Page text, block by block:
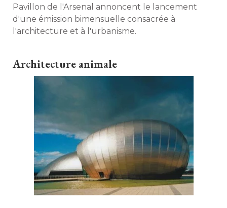
Pavillon de l'Arsenal annoncent le lancement
d'une émission bimensuelle consacrée à
l'architecture et à l'urbanisme.
Architecture animale